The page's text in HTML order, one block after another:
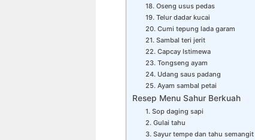
18. Oseng usus pedas
19. Telur dadar kucai
20. Cumi tepung lada garam
21. Sambal teri jerit
22. Capcay Istimewa
23. Tongseng ayam
24. Udang saus padang
25. Ayam sambal petai
Resep Menu Sahur Berkuah
1. Sop daging sapi
2. Gulai tahu
3. Sayur tempe dan tahu semangit